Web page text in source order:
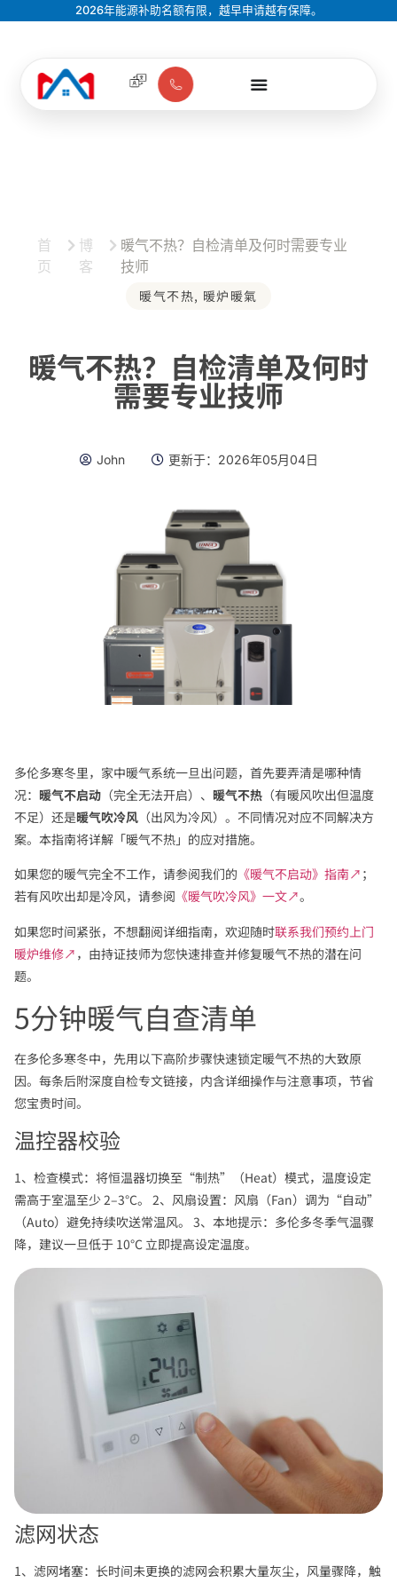
2026年能源补助名额有限，越早申请越有保障。
首
页
博
客
暖气不热？自检清单及何时需要专业
技师
暖气不热, 暖炉暖氣
暖气不热？自检清单及何时
需要专业技师
John 更新于： 2026年05月04日
多伦多寒冬里，家中暖气系统一旦出问题，首先要弄清是哪种情
况： 暖气不启动 （完全无法开启）、 暖气不热 （有暖风吹出但温度
不足）还是暖气吹冷风 （出风为冷风）。不同情况对应不同解决方
案。本指南将详解「暖气不热」的应对措施。
如果您的暖气完全不工作，请参阅我们的 《暖气不启动》指南↗ ；
若有风吹出却是冷风，请参阅 《暖气吹冷风》一文↗。
如果您时间紧张，不想翻阅详细指南，欢迎随时联系我们预约上门
暖炉维修↗ ，由持证技师为您快速排查并修复暖气不热的潜在问
题。
5分钟暖气自查清单
在多伦多寒冬中，先用以下高阶步骤快速锁定暖气不热的大致原
因。每条后附深度自检专文链接，内含详细操作与注意事项，节省
您宝贵时间。
温控器校验
1、检查模式：将恒温器切换至“制热”（Heat）模式，温度设定
需高于室温至少 2–3°C。 2、风扇设置：风扇（Fan）调为“自动”
（Auto）避免持续吹送常温风。 3、本地提示：多伦多冬季气温骤
降，建议一旦低于 10°C 立即提高设定温度。
滤网状态
1、滤网堵塞：长时间未更换的滤网会积累大量灰尘，风量骤降，触